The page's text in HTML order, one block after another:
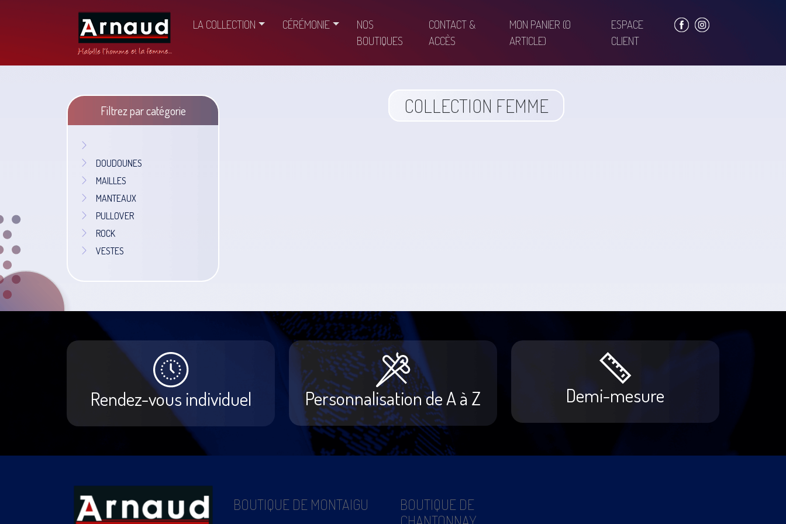
LA COLLECTION CÉRÉMONIE
NOS
BOUTIQUES
CONTACT &
ACCÈS
MON PANIER (0
ARTICLE)
ESPACE
CLIENT
Filtrez par catégorie
DOUDOUNES
MAILLES
MANTEAUX
PULLOVER
ROCK
VESTES
COLLECTION FEMME
Rendez-vous individuel Personnalisation de A à Z Demi-mesure
BOUTIQUE DE MONTAIGU
BOUTIQUE DE